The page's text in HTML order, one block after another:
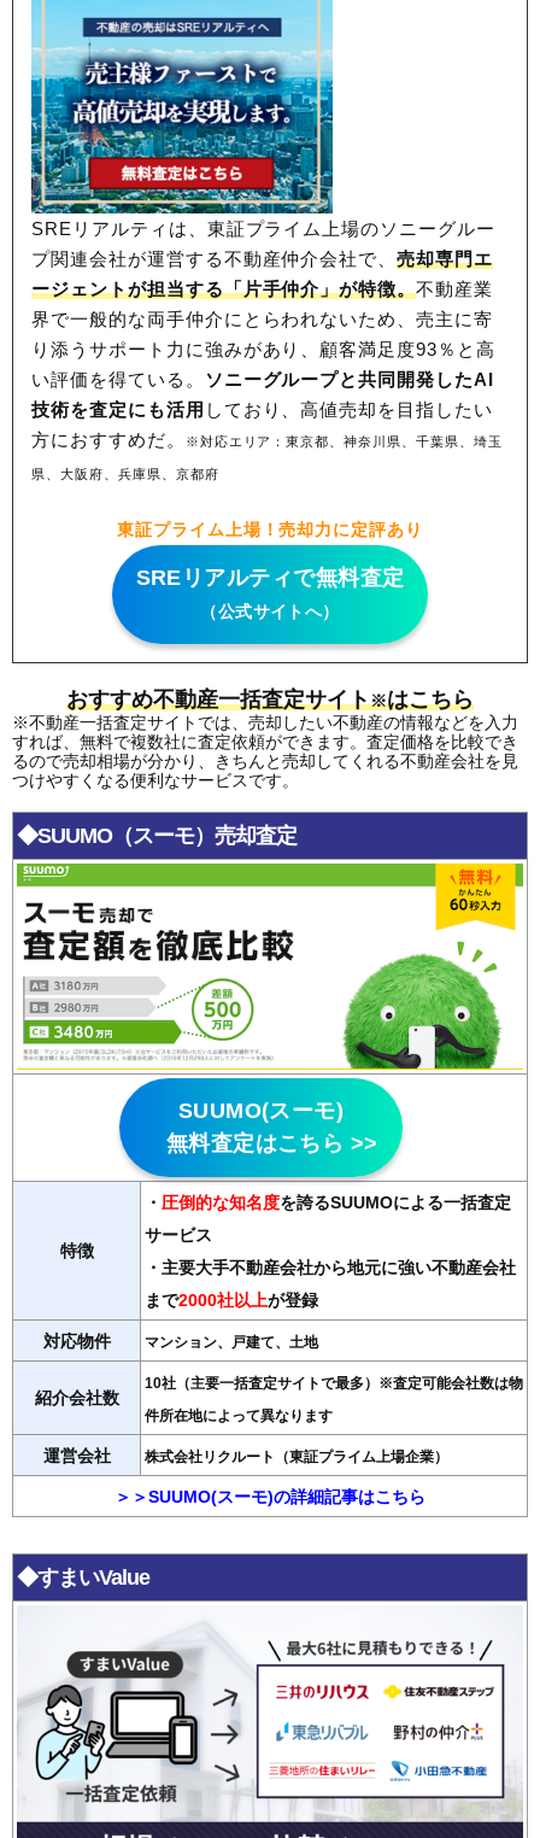
SREリアルティは、東証プライム上場のソニーグルー
プ関連会社が運営する不動産仲介会社で、売却専門エ
ージェントが担当する「片手仲介」が特徴。不動産業
界で一般的な両手仲介にとらわれないため、売主に寄
り添うサポート力に強みがあり、顧客満足度93％と高
い評価を得ている。 ソニーグループと共同開発したAI
技術を査定にも活用 しており、高値売却を目指したい
方におすすめだ。
※対応エリア：東京都、神奈川県、千葉県、埼玉
県、大阪府、兵庫県、京都府
東証プライム上場！売却力に定評あり
SREリアルティで無料査定
（公式サイトへ）
おすすめ不動産一括査定サイト※はこちら
※不動産一括査定サイトでは、売却したい不動産の情報などを入力
すれば、無料で複数社に査定依頼ができます。査定価格を比較でき
るので売却相場が分かり、きちんと売却してくれる不動産会社を見
つけやすくなる便利なサービスです。
◆SUUMO（スーモ）売却査定
SUUMO(スーモ)
無料査定はこちら >>
特徴
・ 圧倒的な知名度を誇るSUUMOによる一括査定
サービス
・主要大手不動産会社から地元に強い不動産会社
まで2000社以上が登録
対応物件 マンション、戸建て、土地
紹介会社数
10社（主要一括査定サイトで最多）※査定可能会社数は物
件所在地によって異なります
運営会社 株式会社リクルート（東証プライム上場企業）
＞＞SUUMO(スーモ)の詳細記事はこちら
◆すまいValue